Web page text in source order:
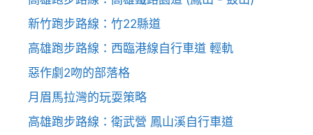
新竹跑步路線：竹22縣道
高雄跑步路線：西臨港線自行車道 輕軌
惡作劇2吻的部落格
月眉馬拉灣的玩耍策略
高雄跑步路線：衛武營 鳳山溪自行車道